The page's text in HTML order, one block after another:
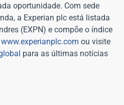
oportunidade. Com sede
a Experian plc está listada
(EXPN) e compõe o índice
www.experianplc.com ou visite
para as últimas notícias